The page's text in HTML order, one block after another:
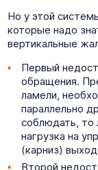
Но у этой
которые надо
вертикальные
Первый
обращения.
ламели,
параллельно
соблюдать, то
нагрузка на
(карниз)
Второй